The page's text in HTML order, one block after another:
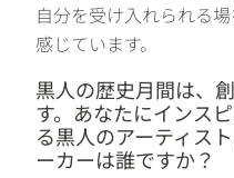
自分を受け入れられる
感じています。
黒人の歴史月間は、
す。あなたにインス
る黒人のアーティス
ーカーは誰ですか？